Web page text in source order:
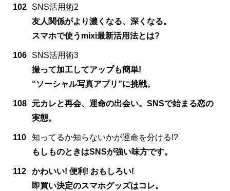
102
SNS活用術2
友人関係がより濃くなる、深くなる。
スマホで使うmixi最新活用法とは?
106
SNS活用術3
撮って加工してアップも簡単!
“ソーシャル写真アプリ”に挑戦。
108
元カレと再会、運命の出会い。SNSで始まる恋の
実態。
110
知ってるか知らないかが運命を分ける!?
もしものときはSNSが強い味方です。
112
かわいい! 便利! おもしろい!
即買い決定のスマホグッズはコレ。